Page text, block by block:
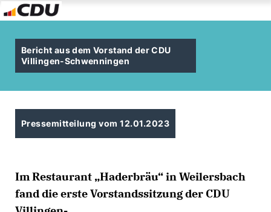
Bericht aus dem Vorstand der CDU
Villingen-Schwenningen
Pressemitteilung vom 12.01.2023
Im Restaurant „Haderbräu“ in Weilersbach
fand die erste Vorstandssitzung der CDU